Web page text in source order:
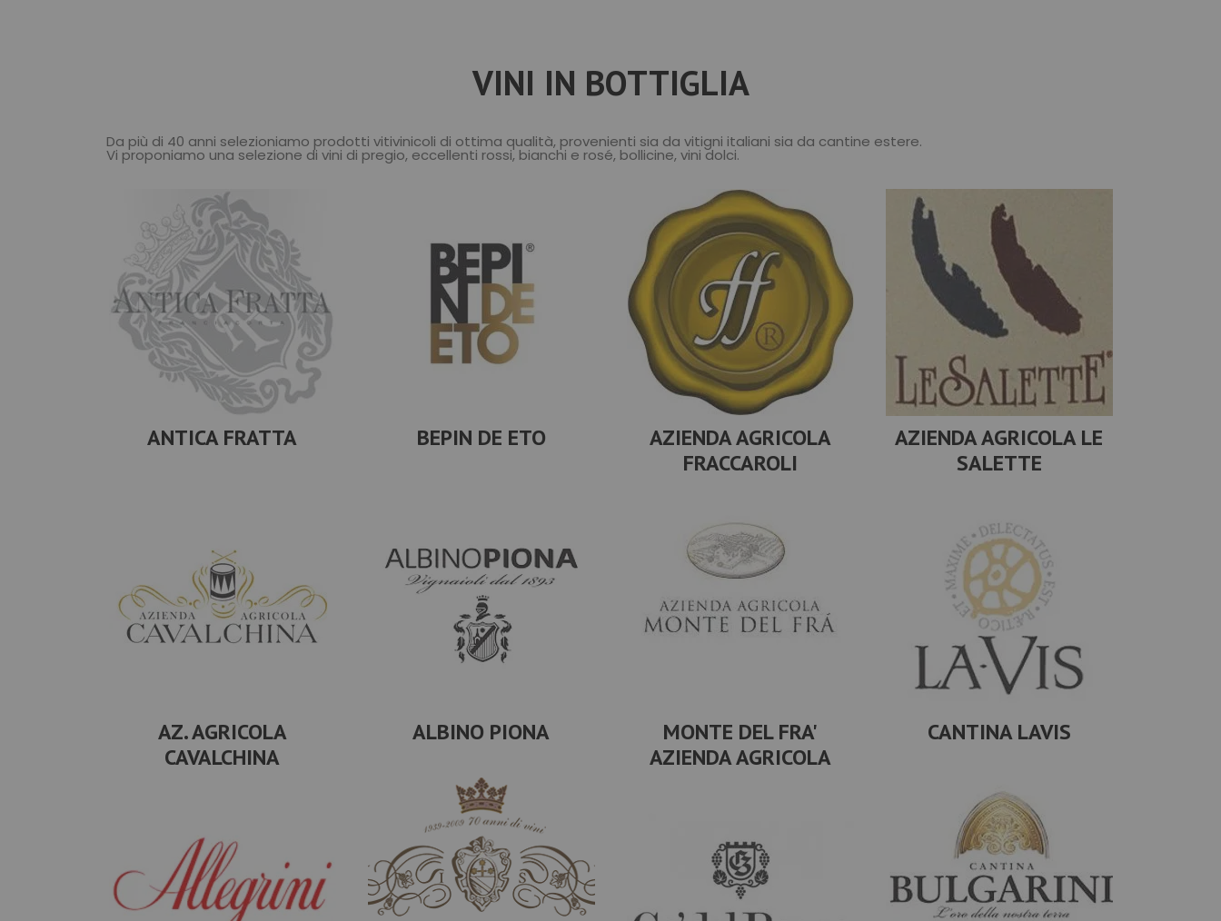
VINI IN BOTTIGLIA
Da più di 40 anni selezioniamo prodotti vitivinicoli di ottima qualità, provenienti sia da vitigni italiani sia da cantine estere.
Vi proponiamo una selezione di vini di pregio, eccellenti rossi, bianchi e rosé, bollicine, vini dolci.
ANTICA FRATTA BEPIN DE ETO
AZIENDA AGRICOLA
FRACCAROLI
AZIENDA AGRICOLA LE
SALETTE
AZ. AGRICOLA
CAVALCHINA
ALBINO PIONA
MONTE DEL FRA'
AZIENDA AGRICOLA
CANTINA LAVIS